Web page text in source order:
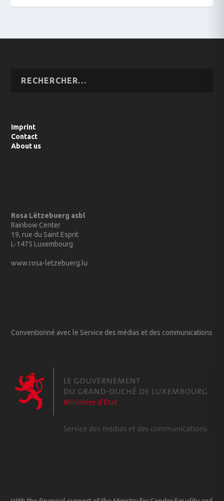
Imprint
Contact
About us
Rosa Lëtzebuerg asbl
Rainbow Center
19, rue du Saint Esprit
L-1475 Luxembourg
www.rosa-letzebuerg.lu
Conventionné avec le Service des médias et des communications